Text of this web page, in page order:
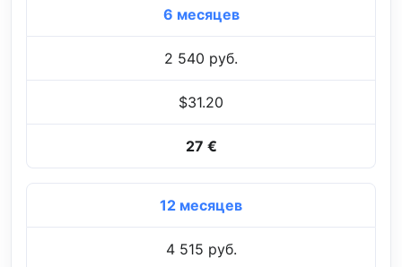
6 месяцев
2 540 руб.
$31.20
27 €
12 месяцев
4 515 руб.